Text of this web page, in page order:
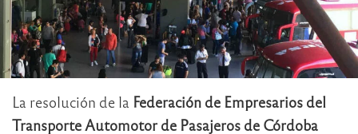
La resolución de la Federación de Empresarios del
Transporte Automotor de Pasajeros de Córdoba